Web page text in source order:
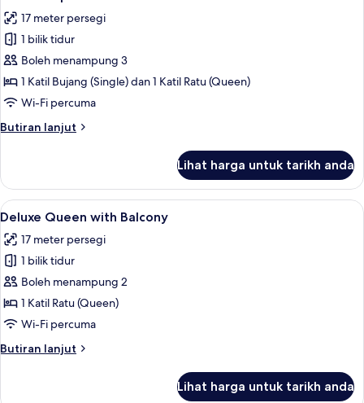
(Queen)
foto
untuk
Deluxe
Triple
Room
17 meter persegi
1 bilik tidur
Boleh menampung 3
1 Katil Bujang (Single) dan 1 Katil Ratu (Queen)
Wi-Fi percuma
Butiran lanjut
Butiran
Triple
Room
Lihat harga untuk tarikh anda
Lihat
semua
foto
untuk
Deluxe
Queen
with
Deluxe Queen with Balcony | Meja,
5
Deluxe Queen with Balcony
17 meter persegi
1 bilik tidur
Boleh menampung 2
1 Katil Ratu (Queen)
Wi-Fi percuma
Butiran lanjut
Butiran
Lihat harga untuk tarikh anda